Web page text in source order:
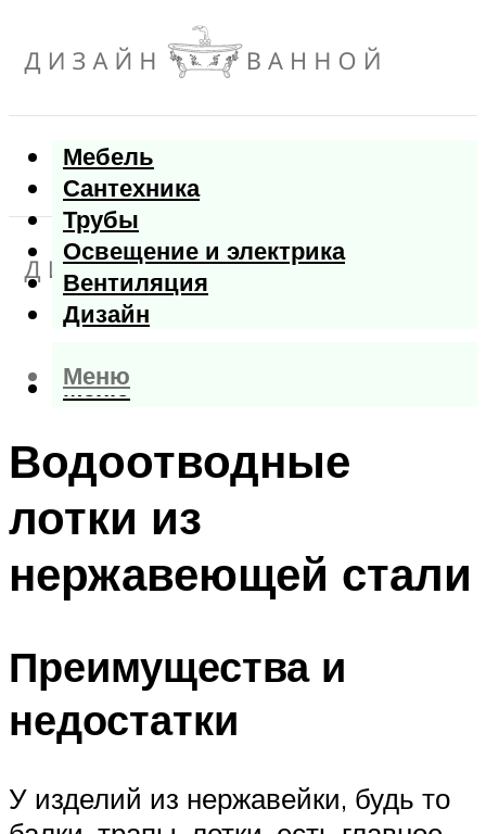
Мебель
Сантехника
Трубы
Освещение и электрика
Вентиляция
Дизайн
Меню
Меню
Водоотводные
лотки из
нержавеющей стали
Преимущества и
недостатки
У изделий из нержавейки, будь то